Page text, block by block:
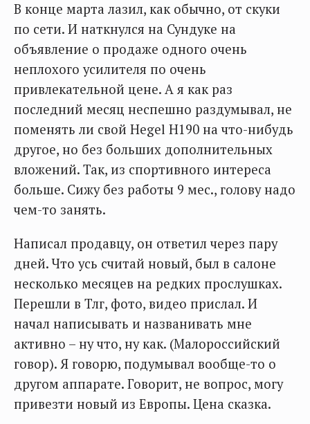
В конце марта лазил, как обычно, от скуки
по сети. И наткнулся на Сундуке на
объявление о продаже одного очень
неплохого усилителя по очень
привлекательной цене. А я как раз
последний месяц неспешно раздумывал, не
поменять ли свой Hegel H190 на что-нибудь
другое, но без больших дополнительных
вложений. Так, из спортивного интереса
больше. Сижу без работы 9 мес., голову надо
чем-то занять.
Написал продавцу, он ответил через пару
дней. Что усь считай новый, был в салоне
несколько месяцев на редких прослушках.
Перешли в Тлг, фото, видео прислал. И
начал написывать и названивать мне
активно – ну что, ну как. (Малороссийский
говор). Я говорю, подумывал вообще-то о
другом аппарате. Говорит, не вопрос, могу
привезти новый из Европы. Цена сказка.